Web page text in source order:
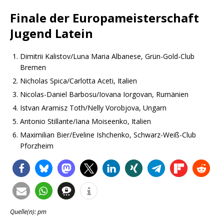
Finale der Europameisterschaft
Jugend Latein
Dimitrii Kalistov/Luna Maria Albanese, Grün-Gold-Club
Bremen
Nicholas Spica/Carlotta Aceti, Italien
Nicolas-Daniel Barbosu/Iovana Iorgovan, Rumänien
Istvan Aramisz Toth/Nelly Vorobjova, Ungarn
Antonio Stillante/Iana Moiseenko, Italien
Maximilian Bier/Eveline Ishchenko, Schwarz-Weiß-Club
Pforzheim
Quelle(n): pm